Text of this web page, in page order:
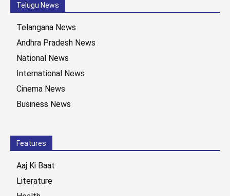
Telugu News
Telangana News
Andhra Pradesh News
National News
International News
Cinema News
Business News
Features
Aaj Ki Baat
Literature